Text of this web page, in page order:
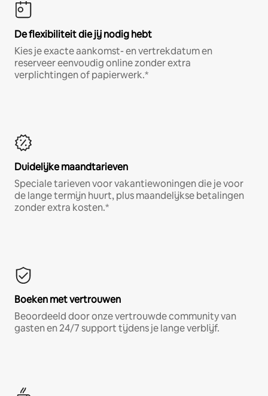
De flexibiliteit die jij nodig hebt
Kies je exacte aankomst- en vertrekdatum en
reserveer eenvoudig online zonder extra
verplichtingen of papierwerk.*
Duidelijke maandtarieven
Speciale tarieven voor vakantiewoningen die je voor
de lange termijn huurt, plus maandelijkse betalingen
zonder extra kosten.*
Boeken met vertrouwen
Beoordeeld door onze vertrouwde community van
gasten en 24/7 support tijdens je lange verblijf.